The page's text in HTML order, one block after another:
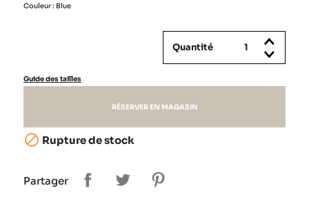
Couleur : Blue
Quantité
Guide des tailles
RÉSERVER EN MAGASIN
 Rupture de stock
Partager